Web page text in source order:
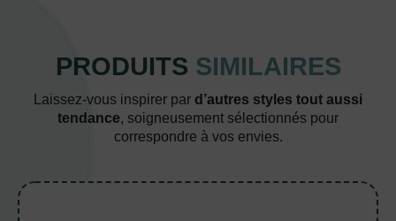
PRODUITS SIMILAIRES
Laissez-vous inspirer par d’autres styles tout aussi
tendance, soigneusement sélectionnés pour
correspondre à vos envies.